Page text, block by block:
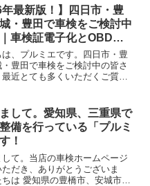
、誠に不本意ではございます
舗で令和9年1月...
年最新版！】四日市・豊
・豊田で車検をご検討中
車検証電子化とOBD検
は、プルミエです。四日市・豊
豊田で車検をご検討中の皆さ
最近とても多くいただくご質問
OBD検査とは何？OBDで車検に
ことはある？...
して。愛知県、三重県で
備を行っている「プルミ
！
して。当店の車検ホームページ
だき、ありがとうございま
は 愛知県の豊橋市、安城市、